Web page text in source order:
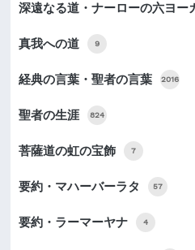
深遠なる道・ナーローの六ヨー
真我への道 9
経典の言葉・聖者の言葉 2016
聖者の生涯 824
菩薩道の虹の宝飾 7
要約・マハーバーラタ 57
要約・ラーマーヤナ 4